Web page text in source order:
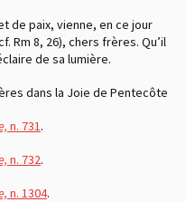
de paix, vienne, en ce jour
Rm 8, 26), chers frères. Qu’il
de sa lumière.
dans la Joie de Pentecôte
n. 731.
n. 732.
n. 1304.